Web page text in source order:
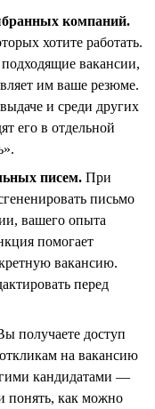
компаний.
хотите работать.
вакансии,
им ваше резюме.
и среди других
его в отдельной
писем. При
письмо
вашего опыта
помогает
вакансию.
перед
получаете доступ
на вакансию
кандидатами —
понять, как можно